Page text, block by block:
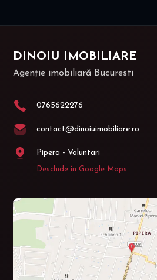
DINOIU IMOBILIARE
Agenție imobiliară Bucuresti
0765622276
contact@dinoiuimobiliare.ro
Pipera - Voluntari
Deschide în Google Maps